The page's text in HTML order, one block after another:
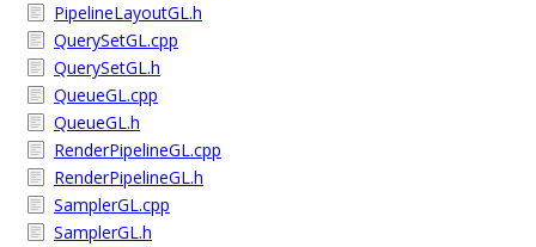
PipelineLayoutGL.h
QuerySetGL.cpp
QuerySetGL.h
QueueGL.cpp
QueueGL.h
RenderPipelineGL.cpp
RenderPipelineGL.h
SamplerGL.cpp
SamplerGL.h